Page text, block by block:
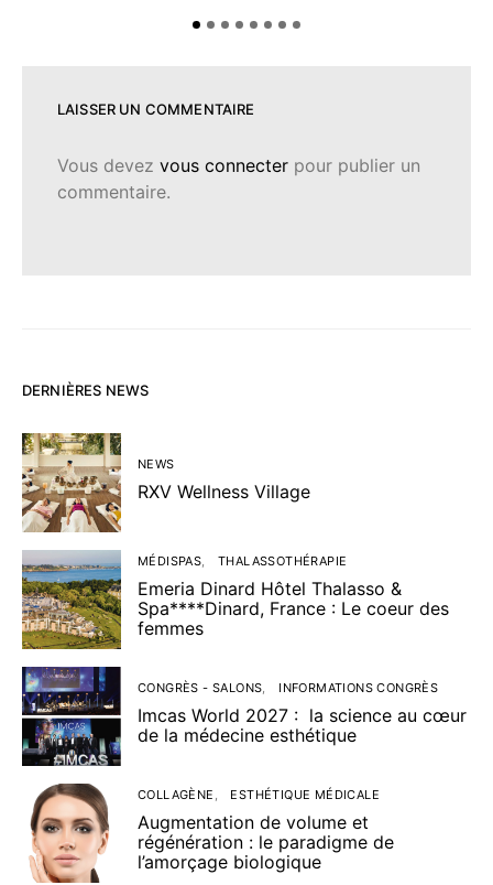
LAISSER UN COMMENTAIRE
Vous devez vous connecter pour publier un
commentaire.
DERNIÈRES NEWS
NEWS
RXV Wellness Village
MÉDISPAS THALASSOTHÉRAPIE
Emeria Dinard Hôtel Thalasso &
Spa****Dinard, France : Le coeur des
femmes
CONGRÈS - SALONS INFORMATIONS CONGRÈS
Imcas World 2027 : la science au cœur
de la médecine esthétique
COLLAGÈNE ESTHÉTIQUE MÉDICALE
Augmentation de volume et
régénération : le paradigme de
l’amorçage biologique